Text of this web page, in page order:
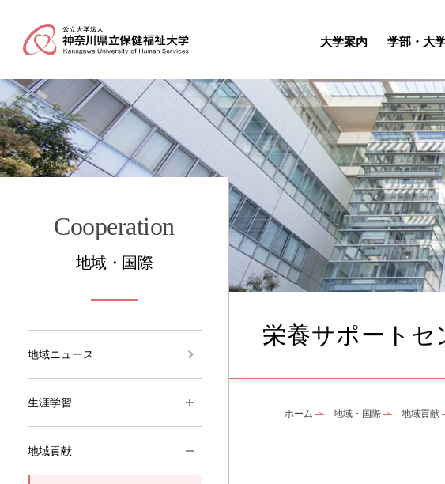
大学案内 学部・大
Cooperation
地域・国際
地域ニュース
生涯学習
地域貢献
栄養サポートセ
ホーム 地域・国際 地域貢献